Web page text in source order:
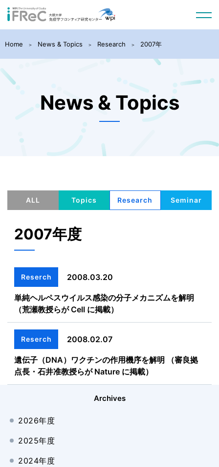
Home News & Topics Research 2007年
News & Topics
ALL Topics Research Seminar
2007年度
Reserch 2008.03.20
単純ヘルペスウイルス感染の分子メカニズムを解明
（荒瀬教授らが Cell に掲載）
Reserch 2008.02.07
遺伝子（DNA）ワクチンの作用機序を解明 （審良拠
点長・石井准教授らが Nature に掲載）
Archives
2026年度
2025年度
2024年度